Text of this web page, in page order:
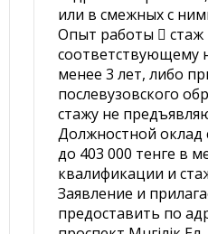
или в смежных с
Опыт работы  стаж
соответствующему
менее 3 лет, либо
послевузовского
стажу не
Должностной оклад
до 403 000 тенге в
квалификации и
Заявление и
предоставить по